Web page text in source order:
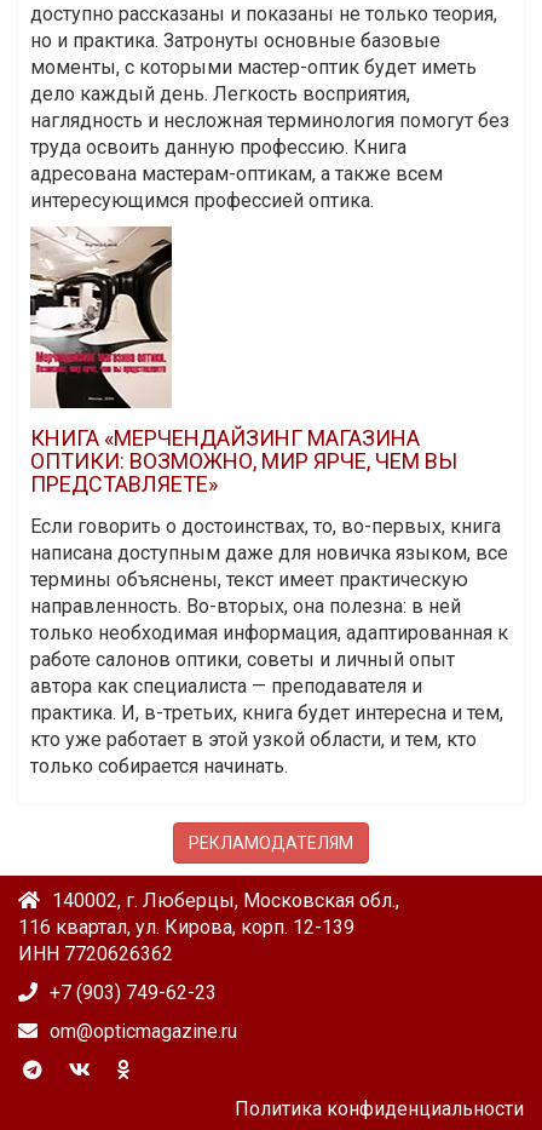
доступно рассказаны и показаны не только теория,
но и практика. Затронуты основные базовые
моменты, с которыми мастер-оптик будет иметь
дело каждый день. Легкость восприятия,
наглядность и несложная терминология помогут без
труда освоить данную профессию. Книга
адресована мастерам-оптикам, а также всем
интересующимся профессией оптика.
КНИГА «МЕРЧЕНДАЙЗИНГ МАГАЗИНА
ОПТИКИ: ВОЗМОЖНО, МИР ЯРЧЕ, ЧЕМ ВЫ
ПРЕДСТАВЛЯЕТЕ»
Если говорить о достоинствах, то, во-первых, книга
написана доступным даже для новичка языком, все
термины объяснены, текст имеет практическую
направленность. Во-вторых, она полезна: в ней
только необходимая информация, адаптированная к
работе салонов оптики, советы и личный опыт
автора как специалиста — преподавателя и
практика. И, в-третьих, книга будет интересна и тем,
кто уже работает в этой узкой области, и тем, кто
только собирается начинать.
РЕКЛАМОДАТЕЛЯМ
140002, г. Люберцы, Московская обл.,
116 квартал, ул. Кирова, корп. 12-139
ИНН 7720626362
+7 (903) 749-62-23
om@opticmagazine.ru
Политика конфиденциальности